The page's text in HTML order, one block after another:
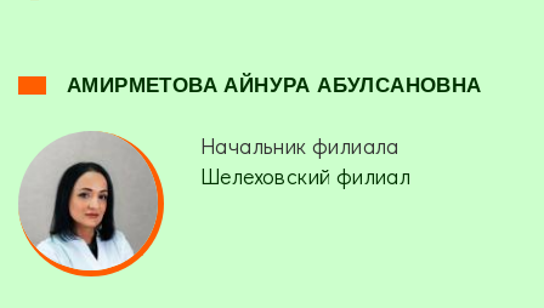
АМИРМЕТОВА АЙНУРА АБУЛСАНОВНА
Начальник филиала
Шелеховский филиал